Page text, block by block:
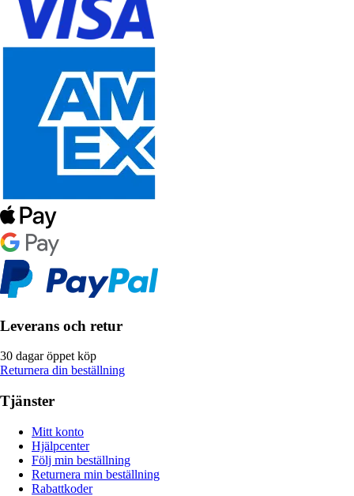
Leverans och retur
30 dagar öppet köp
Returnera din beställning
Tjänster
Mitt konto
Hjälpcenter
Följ min beställning
Returnera min beställning
Rabattkoder